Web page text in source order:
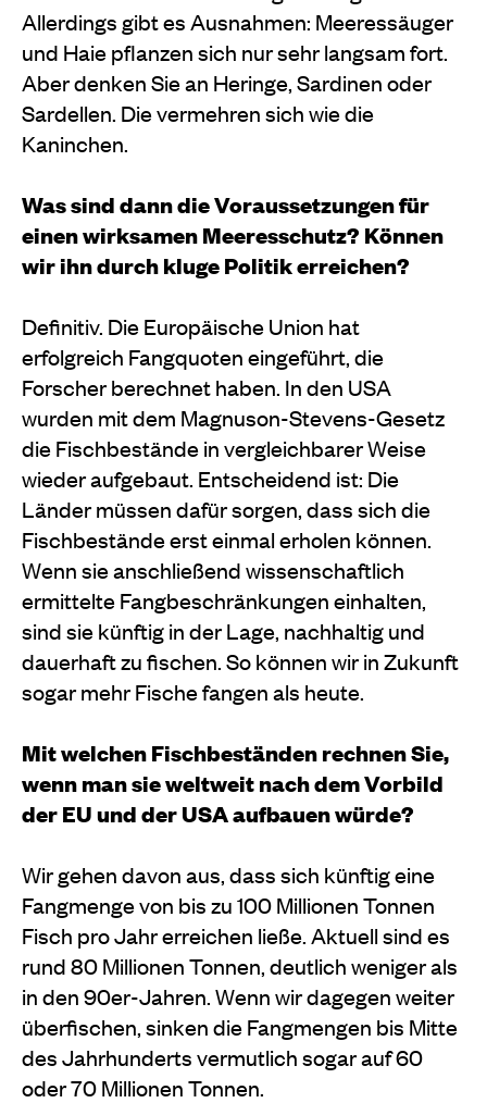
Allerdings gibt es Ausnahmen: Meeressäuger
und Haie pflanzen sich nur sehr langsam fort.
Aber denken Sie an Heringe, Sardinen oder
Sardellen. Die vermehren sich wie die
Kaninchen.
Was sind dann die Voraussetzungen für
einen wirksamen Meeresschutz? Können
wir ihn durch kluge Politik erreichen?
Definitiv. Die Europäische Union hat
erfolgreich Fangquoten eingeführt, die
Forscher berechnet haben. In den USA
wurden mit dem Magnuson-Stevens-Gesetz
die Fischbestände in vergleichbarer Weise
wieder aufgebaut. Entscheidend ist: Die
Länder müssen dafür sorgen, dass sich die
Fischbestände erst einmal erholen können.
Wenn sie anschließend wissenschaftlich
ermittelte Fangbeschränkungen einhalten,
sind sie künftig in der Lage, nachhaltig und
dauerhaft zu fischen. So können wir in Zukunft
sogar mehr Fische fangen als heute.
Mit welchen Fischbeständen rechnen Sie,
wenn man sie weltweit nach dem Vorbild
der EU und der USA aufbauen würde?
Wir gehen davon aus, dass sich künftig eine
Fangmenge von bis zu 100 Millionen Tonnen
Fisch pro Jahr erreichen ließe. Aktuell sind es
rund 80 Millionen Tonnen, deutlich weniger als
in den 90er-Jahren. Wenn wir dagegen weiter
überfischen, sinken die Fangmengen bis Mitte
des Jahrhunderts vermutlich sogar auf 60
oder 70 Millionen Tonnen.